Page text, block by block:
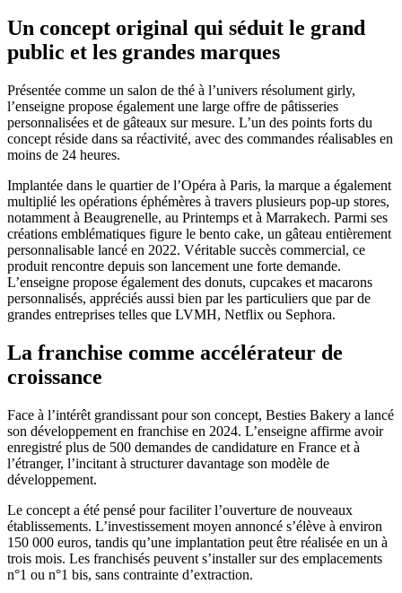
Un concept original qui séduit le grand
public et les grandes marques
Présentée comme un salon de thé à l’univers résolument girly,
l’enseigne propose également une large offre de pâtisseries
personnalisées et de gâteaux sur mesure. L’un des points forts du
concept réside dans sa réactivité, avec des commandes réalisables en
moins de 24 heures.
Implantée dans le quartier de l’Opéra à Paris, la marque a également
multiplié les opérations éphémères à travers plusieurs pop-up stores,
notamment à Beaugrenelle, au Printemps et à Marrakech. Parmi ses
créations emblématiques figure le bento cake, un gâteau entièrement
personnalisable lancé en 2022. Véritable succès commercial, ce
produit rencontre depuis son lancement une forte demande.
L’enseigne propose également des donuts, cupcakes et macarons
personnalisés, appréciés aussi bien par les particuliers que par de
grandes entreprises telles que LVMH, Netflix ou Sephora.
La franchise comme accélérateur de
croissance
Face à l’intérêt grandissant pour son concept, Besties Bakery a lancé
son développement en franchise en 2024. L’enseigne affirme avoir
enregistré plus de 500 demandes de candidature en France et à
l’étranger, l’incitant à structurer davantage son modèle de
développement.
Le concept a été pensé pour faciliter l’ouverture de nouveaux
établissements. L’investissement moyen annoncé s’élève à environ
150 000 euros, tandis qu’une implantation peut être réalisée en un à
trois mois. Les franchisés peuvent s’installer sur des emplacements
n°1 ou n°1 bis, sans contrainte d’extraction.